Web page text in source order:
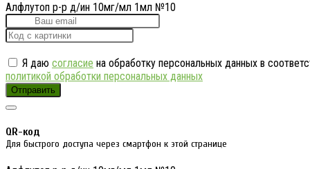
Алфлутоп р-р д/ин 10мг/мл 1мл №10
Я даю согласие на обработку персональных данных в
политикой обработки персональных данных
Отправить
QR-код
Для быстрого доступа через смартфон к этой странице